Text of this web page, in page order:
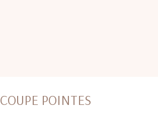
COUPE POINTES